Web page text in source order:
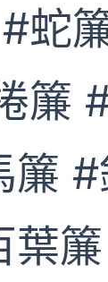
蛇
簾
簾
葉